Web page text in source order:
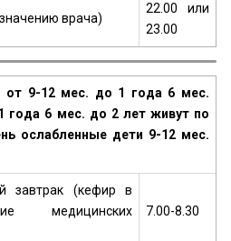
врача)
22.00 или
23.00
9-12 мес. до 1 года 6 мес.
года 6 мес. до 2 лет живут по
ослабленные дети 9-12 мес.
завтрак (кефир в
медицинских
7.00-8.30